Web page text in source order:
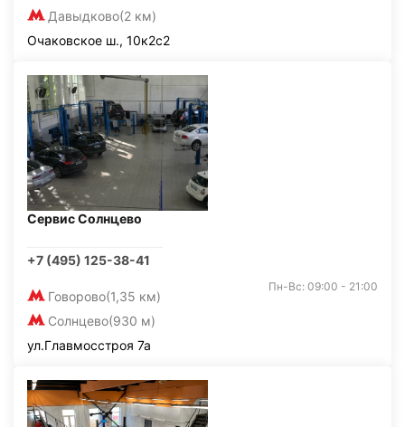
Давыдково(2 км)
Очаковское ш., 10к2с2
Сервис Солнцево
+7 (495) 125-38-41
Говорово(1,35 км)
Солнцево(930 м)
Пн-Вс: 09:00 - 21:00
ул.Главмосстроя 7а